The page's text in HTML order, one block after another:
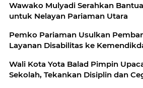
Wawako Mulyadi Serahkan
untuk Nelayan Pariaman Utara
Pemko Pariaman Usulkan
Layanan Disabilitas ke
Wali Kota Yota Balad Pimpin
Sekolah, Tekankan Disiplin dan